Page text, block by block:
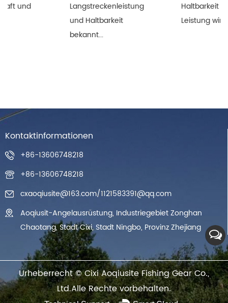
Langstreckenleistung
und Haltbarkeit
Haltbarkeit ihrer
Leistung wirken sich ...
Kontaktinformationen
+86-13606748218
+86-13606748218
cxaoqiusite@163.com/1121583391@qq.com
Aoqiusit-Angelausrüstung, Industriegebiet Zonghan
Chaotang, Stadt Cixi, Stadt Ningbo, Provinz Zhejiang
Urheberrecht ©Cixi Aoqiusite Fishing Gear Co.,
Ltd.Alle Rechte vorbehalten.